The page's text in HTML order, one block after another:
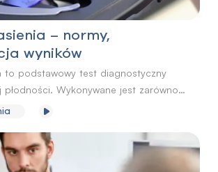
– normy,
wyników
to podstawowy test diagnostyczny
płodności. Wykonywane jest zarówno
z poczęciem dziecka, jak
nasienia należy interpretować
pod uwagę wszystkie jego parametry –